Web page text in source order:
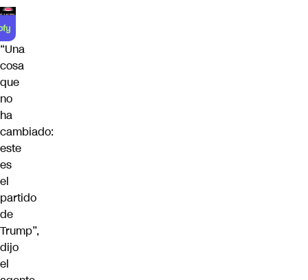
“Una
cosa
que
no
ha
cambiado:
este
es
el
partido
de
Trump”,
dijo
el